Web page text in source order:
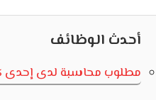
لدى إحدى كبرى